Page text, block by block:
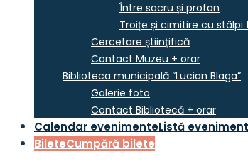
Între sacru și profan
Troițe și cimitire cu stâlpi
Cercetare ştiinţifică
Contact Muzeu + orar
Biblioteca municipală “Lucian Blaga”
Galerie foto
Contact Bibliotecă + orar
Calendar evenimenteListă
BileteCumpără bilete